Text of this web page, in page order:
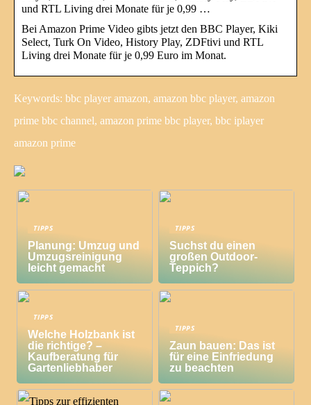
und RTL Living drei Monate für je 0,99 …
Bei Amazon Prime Video gibts jetzt den BBC Player, Kiki
Select, Turk On Video, History Play, ZDFtivi und RTL
Living drei Monate für je 0,99 Euro im Monat.
Keywords: bbc player amazon, amazon bbc player, amazon
prime bbc channel, amazon prime bbc player, bbc iplayer
amazon prime
TIPPS
Planung: Umzug und
Umzugsreinigung
leicht gemacht
TIPPS
Suchst du einen
großen Outdoor-
Teppich?
TIPPS
Welche Holzbank ist
die richtige? –
Kaufberatung für
Gartenliebhaber
TIPPS
Zaun bauen: Das ist
für eine Einfriedung
zu beachten